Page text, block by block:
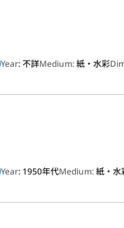
Year: 不詳Medium:紙・水彩
Year: 1950年代Medium:紙・水